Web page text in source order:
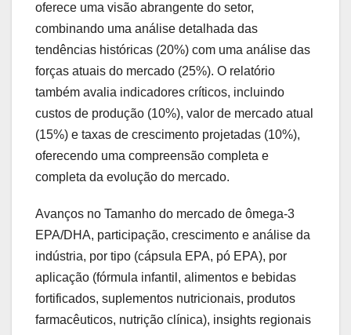
oferece uma visão abrangente do setor,
combinando uma análise detalhada das
tendências históricas (20%) com uma análise das
forças atuais do mercado (25%). O relatório
também avalia indicadores críticos, incluindo
custos de produção (10%), valor de mercado atual
(15%) e taxas de crescimento projetadas (10%),
oferecendo uma compreensão completa e
completa da evolução do mercado.
Avanços no Tamanho do mercado de ômega-3
EPA/DHA, participação, crescimento e análise da
indústria, por tipo (cápsula EPA, pó EPA), por
aplicação (fórmula infantil, alimentos e bebidas
fortificados, suplementos nutricionais, produtos
farmacêuticos, nutrição clínica), insights regionais